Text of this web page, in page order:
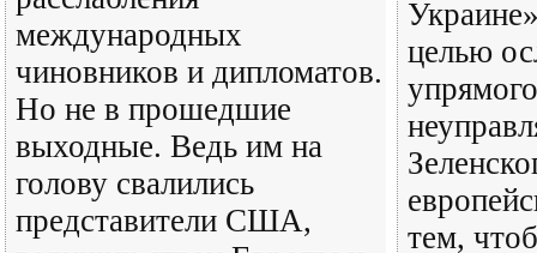
международных
чиновников и дипломатов.
Но не в прошедшие
выходные. Ведь им на
голову свалились
представители США,
целью
тем,